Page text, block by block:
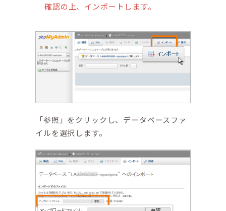
確認の上、インポートします。
「参照」をクリックし、データベースファ
イルを選択します。